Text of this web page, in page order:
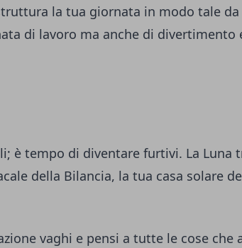
la tua giornata in modo tale
di lavoro ma anche di divertimento
è tempo di diventare furtivi. La Luna
della Bilancia, la tua casa solare
vaghi e pensi a tutte le cose che